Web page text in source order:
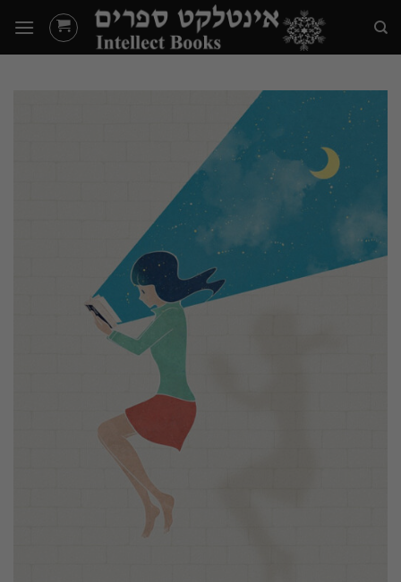
content